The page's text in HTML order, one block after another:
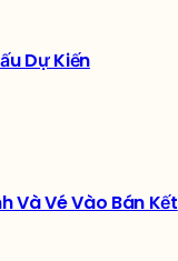
Dự Kiến
Và Vé Vào Bán Kết